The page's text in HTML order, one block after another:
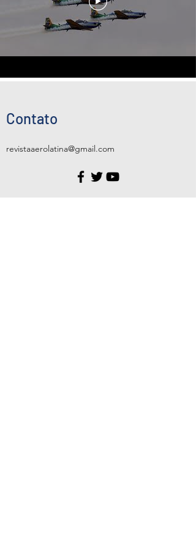
Contato
revistaaerolatina@gmail.com